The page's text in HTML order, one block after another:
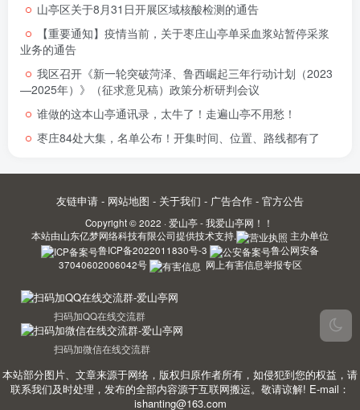
山亭区关于8月31日开展区域核酸检测的通告
【重要通知】疫情当前，关于枣庄山亭单采血浆站暂停采浆
业务的通告
我区召开《新一轮突破菏泽、鲁西崛起三年行动计划（2023
—2025年）》（征求意见稿）政策分析研判会议
谁做的这本山亭通讯录，太牛了！走遍山亭不用愁！
枣庄84处大集，名单公布！开集时间、位置、路线都有了
友链申请 - 网站地图 - 关于我们 - 广告合作 - 官方公告
Copyright © 2022 · 爱山亭 - 我爱山亭网！！
本站由山东亿梦网络科技有限公司提供技术支持.
主办单位
鲁ICP备2022011830号-3
鲁公网安备
37040602006042号
网上有害信息举报专区
扫码加QQ在线交流群
扫码加微信在线交流群
本站部分图片、文章来源于网络，版权归原作者所有，如侵犯到您的权益，请
联系我们及时处理，发布的全部内容源于互联网搬运。敬请谅解! E-mail：
ishanting@163.com